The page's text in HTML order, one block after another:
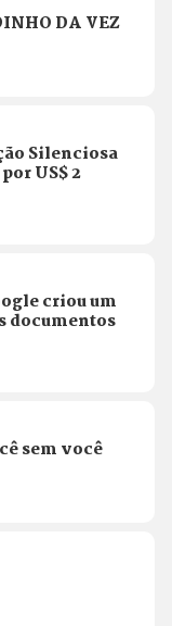
DA VEZ
Silenciosa
US$ 2
criou um
documentos
sem você